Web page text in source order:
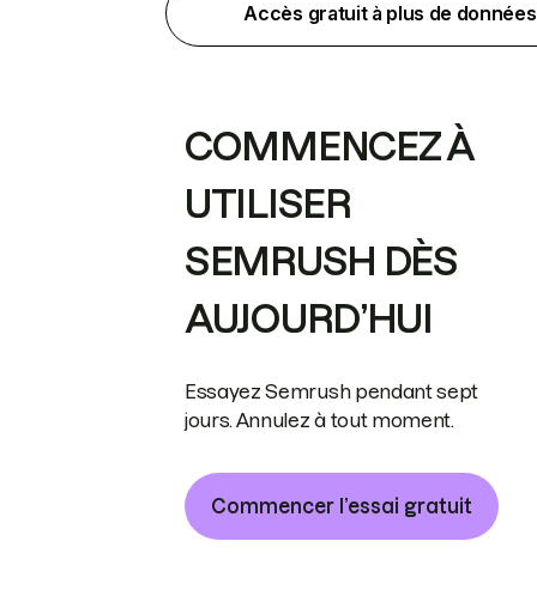
Accès gratuit à plus de données
COMMENCEZ À
UTILISER
SEMRUSH DÈS
AUJOURD’HUI
Essayez Semrush pendant sept
jours. Annulez à tout moment.
Commencer l’essai gratuit